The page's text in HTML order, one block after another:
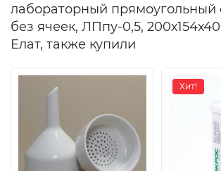
лабораторный прямоугольный
без ячеек, ЛПпу-0,5,
Елат, также купили
Хит!